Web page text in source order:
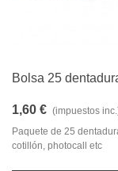
Bolsa 25
1,60 € (impuestos
Paquete de 25
cotillón, photocall etc